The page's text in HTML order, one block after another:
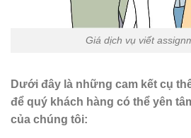
Giá dịch vụ viết
Dưới đây là những cam kết cụ
để quý khách hàng có thể yên
của chúng tôi: